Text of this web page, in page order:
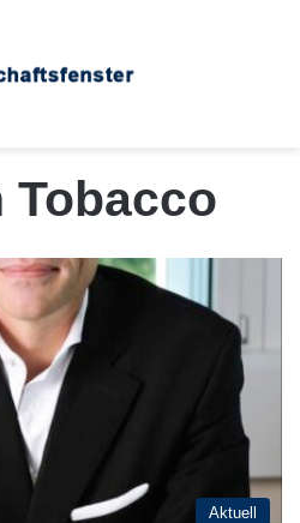
Tobacco
Aktuell